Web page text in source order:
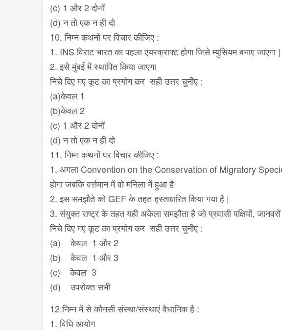
(c) 1 और 2 दोनों
(d) न तो एक न ही दो
10. निम्न कथनों पर विचार कीजिए :
1. INS विराट भारत का पहला एयरक्राफ्ट होगा जिसे म्युसियम बनाए जाएगा |
2. इसे मुंबई में स्थापित किया जाएगा
निचे दिए गए कूट का प्रयोग कर सही उत्तर चुनीए :
(a)केवल 1
(b)केवल 2
(c) 1 और 2 दोनों
(d) न तो एक न ही दो
11. निम्न कथनों पर विचार कीजिए :
1. अगला Convention on the Conservation of Migratory
होगा जबकि वर्त्तमान में वो मनिला में हुआ है
2. इस समझौते को GEF के तहत हस्ताक्षरित किया गया है |
3. संयुक्त राष्ट्र के तहत यही अकेला समझौता है जो प्रवासी पक्षियों,
निचे दिए गए कूट का प्रयोग कर सही उत्तर चुनीए :
(a) केवल 1 और 2
(b) केवल 1 और 3
(c) केवल 3
(d) उपरोक्त सभी
12.निम्न में से कौनसी संस्था/संस्थाएं वैधानिक है :
1. विधि आयोग